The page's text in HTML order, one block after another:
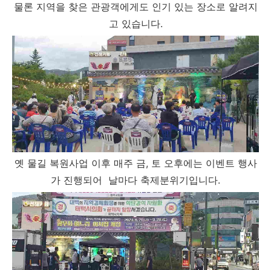
물론 지역을 찾은 관광객에게도 인기 있는 장소로 알려지
고 있습니다.
옛 물길 복원사업 이후 매주 금, 토 오후에는 이벤트 행사
가 진행되어 날마다 축제분위기입니다.